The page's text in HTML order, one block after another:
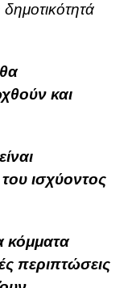
και
ισχύοντος
κόμματα
περιπτώσεις